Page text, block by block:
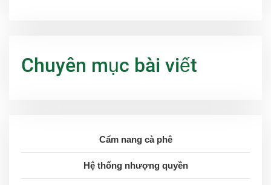
Chuyên mục bài viết
Cẩm nang cà phê
Hệ thống nhượng quyền